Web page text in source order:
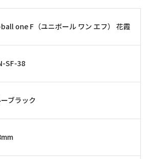
one F（ユニボール ワン エフ） 花霞
SF-38
ブラック